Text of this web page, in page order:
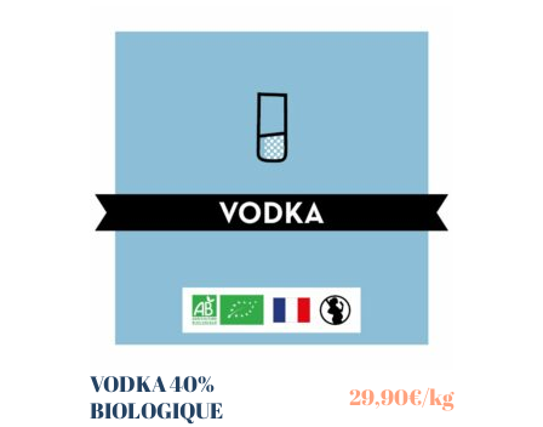
VODKA 40%
BIOLOGIQUE
29,90€/kg